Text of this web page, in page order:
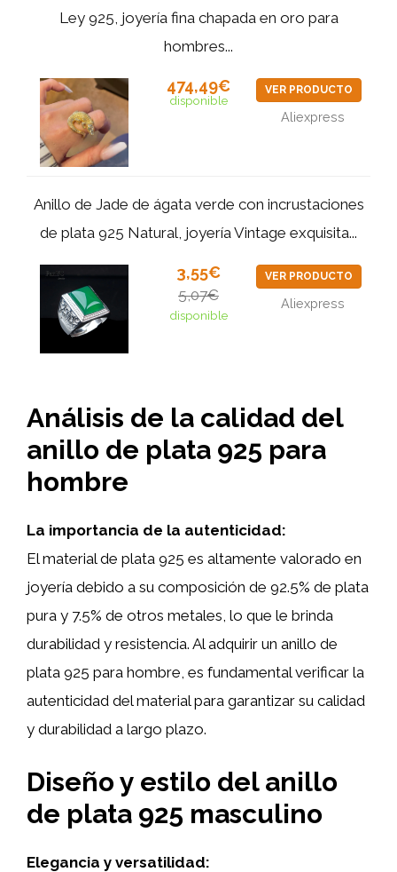
Ley 925, joyería fina chapada en oro para
hombres...
474,49€
disponible
VER PRODUCTO
Aliexpress
Anillo de Jade de ágata verde con incrustaciones
de plata 925 Natural, joyería Vintage exquisita...
3,55€
5,07€
disponible
VER PRODUCTO
Aliexpress
Análisis de la calidad del
anillo de plata 925 para
hombre
La importancia de la autenticidad:
El material de plata 925 es altamente valorado en
joyería debido a su composición de 92.5% de plata
pura y 7.5% de otros metales, lo que le brinda
durabilidad y resistencia. Al adquirir un anillo de
plata 925 para hombre, es fundamental verificar la
autenticidad del material para garantizar su calidad
y durabilidad a largo plazo.
Diseño y estilo del anillo
de plata 925 masculino
Elegancia y versatilidad: